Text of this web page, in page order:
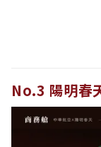
No.3 陽明春